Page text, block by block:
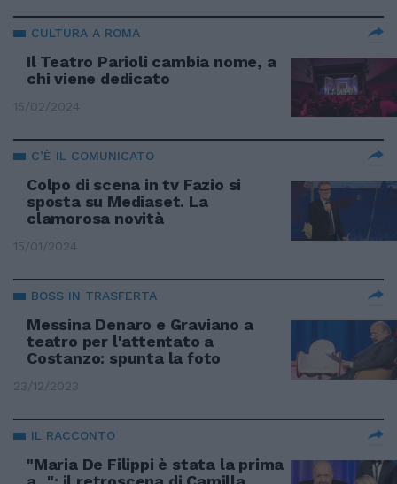
CULTURA A ROMA
Il Teatro Parioli cambia nome, a
chi viene dedicato
15/02/2024
C’È IL COMUNICATO
Colpo di scena in tv Fazio si
sposta su Mediaset. La
clamorosa novità
15/01/2024
BOSS IN TRASFERTA
Messina Denaro e Graviano a
teatro per l'attentato a
Costanzo: spunta la foto
23/12/2023
IL RACCONTO
"Maria De Filippi è stata la prima